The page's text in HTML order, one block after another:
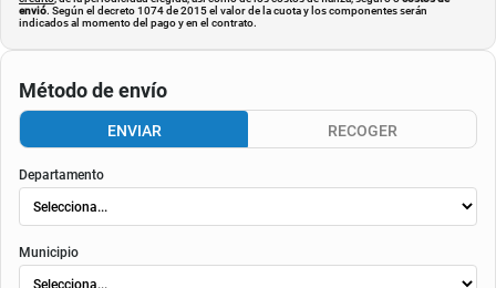
envió. Según el decreto 1074 de 2015 el valor de la cuota y los componentes serán
indicados al momento del pago y en el contrato.
Método de envío
ENVIAR RECOGER
Departamento
Municipio